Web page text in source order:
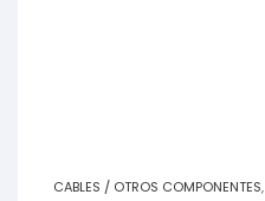
CABLES / OTROS COMPONENTES,